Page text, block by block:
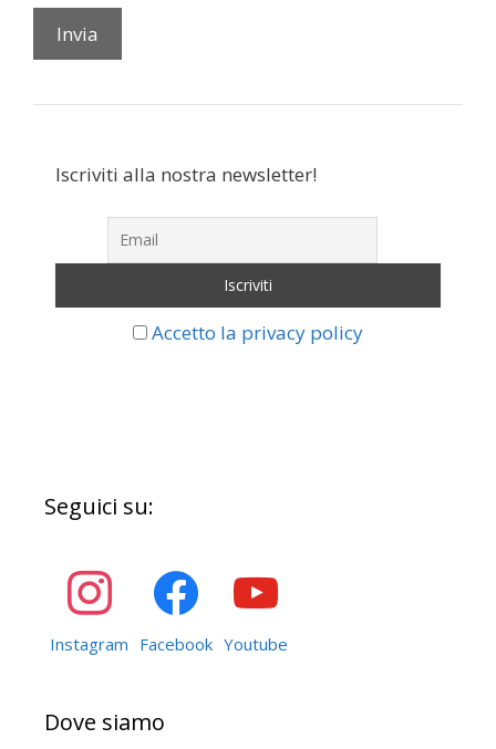
Iscriviti alla nostra newsletter!
Accetto la privacy policy
Seguici su:
Instagram Facebook Youtube
Dove siamo